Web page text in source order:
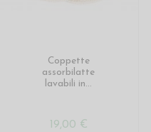
Coppette
assorbilatte
lavabili in...
19,00 €